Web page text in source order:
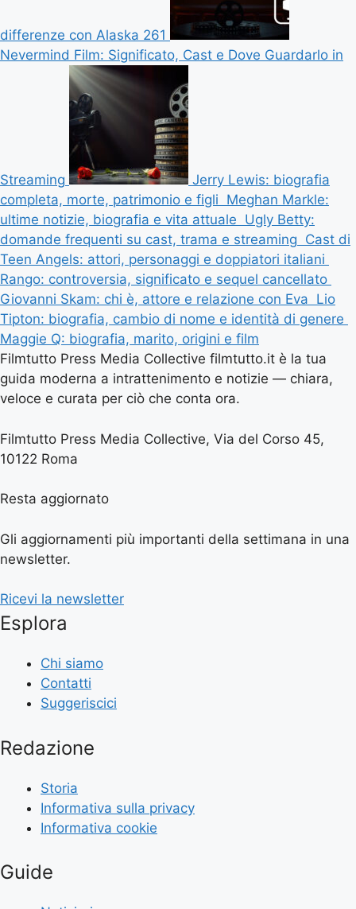
differenze con Alaska 261
Nevermind Film: Significato, Cast e Dove Guardarlo in
Streaming
Jerry Lewis: biografia
completa, morte, patrimonio e figli Meghan Markle:
ultime notizie, biografia e vita attuale Ugly Betty:
domande frequenti su cast, trama e streaming Cast di
Teen Angels: attori, personaggi e doppiatori italiani
Rango: controversia, significato e sequel cancellato
Giovanni Skam: chi è, attore e relazione con Eva Lio
Tipton: biografia, cambio di nome e identità di genere
Maggie Q: biografia, marito, origini e film
Filmtutto Press Media Collective filmtutto.it è la tua
guida moderna a intrattenimento e notizie — chiara,
veloce e curata per ciò che conta ora.
Filmtutto Press Media Collective, Via del Corso 45,
10122 Roma
Resta aggiornato
Gli aggiornamenti più importanti della settimana in una
newsletter.
Ricevi la newsletter
Esplora
Chi siamo
Contatti
Suggeriscici
Redazione
Storia
Informativa sulla privacy
Informativa cookie
Guide